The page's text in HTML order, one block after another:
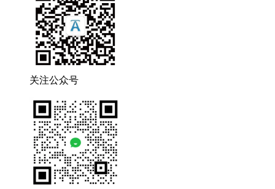
关注公众号